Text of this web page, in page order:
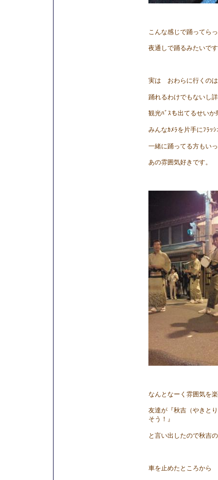
こんな感じで踊ってら
夜通しで踊るみたいで
実は おわらに行くの
踊れるわけでもないし
観光ﾊﾞｽも出てるせい
みんなｶﾒﾗを片手にﾌﾗｯ
一緒に踊ってる方もい
あの雰囲気好きです。
なんとなーく雰囲気を
友達が『秋吉（やきと
そう！』
と言い出したので秋吉
車を止めたところから